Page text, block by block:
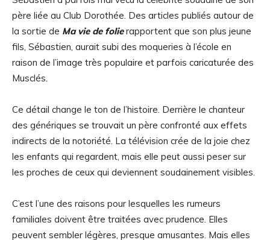
père liée au Club Dorothée. Des articles publiés autour de
la sortie de Ma vie de folierapportent que son plus jeune
fils, Sébastien, aurait subi des moqueries à l’école en
raison de l’image très populaire et parfois caricaturée des
Musclés.
Ce détail change le ton de l’histoire. Derrière le chanteur
des génériques se trouvait un père confronté aux effets
indirects de la notoriété. La télévision crée de la joie chez
les enfants qui regardent, mais elle peut aussi peser sur
les proches de ceux qui deviennent soudainement visibles.
C’est l’une des raisons pour lesquelles les rumeurs
familiales doivent être traitées avec prudence. Elles
peuvent sembler légères, presque amusantes. Mais elles